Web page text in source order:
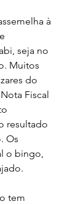
à
seja no
Muitos
do
Fiscal
resultado
Os
o bingo,
tem